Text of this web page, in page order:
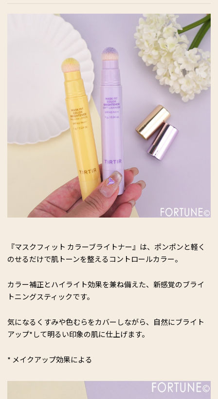
『マスクフィット カラーブライトナー』は、ポンポンと軽く
のせるだけで肌トーンを整えるコントロールカラー。
カラー補正とハイライト効果を兼ね備えた、新感覚のブライ
トニングスティックです。
気になるくすみや色むらをカバーしながら、自然にブライト
アップ*して明るい印象の肌に仕上げます。
* メイクアップ効果による